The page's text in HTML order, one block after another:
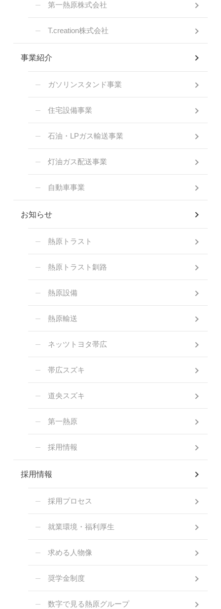
第一熱原株式会社
T.creation株式会社
事業紹介
ガソリンスタンド事業
住宅設備事業
石油・LPガス輸送事業
灯油ガス配送事業
自動車事業
お知らせ
熱原トラスト
熱原トラスト釧路
熱原設備
熱原輸送
ネッツトヨタ帯広
帯広スズキ
道央スズキ
第一熱原
採用情報
採用情報
採用プロセス
就業環境・福利厚生
求める人物像
奨学金制度
数字で見る熱原グループ